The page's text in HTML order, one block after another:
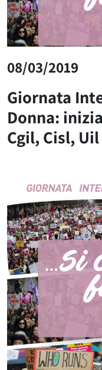
08/03/2019
Giornata
Donna:
Cgil, Cisl, Uil